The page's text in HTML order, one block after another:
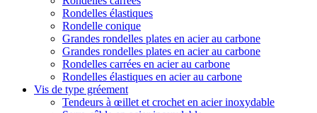
Rondelles élastiques
Rondelle conique
Grandes rondelles plates en acier au carbone
Grandes rondelles plates en acier au carbone
Rondelles carrées en acier au carbone
Rondelles élastiques en acier au carbone
Vis de type gréement
Tendeurs à œillet et crochet en acier inoxydable